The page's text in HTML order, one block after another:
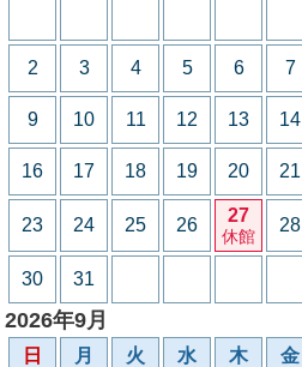
2 3 4 5 6 7
9 10 11 12 13 14
16 17 18 19 20 21
23 24 25 26 27
休館
28
30 31
2026年9月
日 月 火 水 木 金